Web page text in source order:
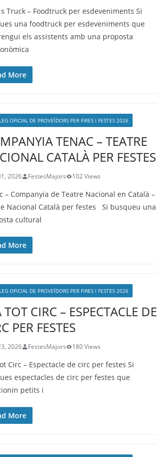
Truck – Foodtruck per esdeveniments Si
una foodtruck per esdeveniments que
els assistents amb una proposta
More
OFICIAL DE PROVEÏDORS PER FIRES I FESTES 2026
TENAC – TEATRE
CATALÀ PER FESTES
2026 FestesMajors 102 Views
– Companyia de Teatre Nacional en Català –
Nacional Català per festes Si busqueu una
cultural
More
OFICIAL DE PROVEÏDORS PER FIRES I FESTES 2026
TOT CIRC – ESPECTACLE DE
PER FESTES
2026 FestesMajors 180 Views
Circ – Espectacle de circ per festes Si
espectacles de circ per festes que
petits i
More